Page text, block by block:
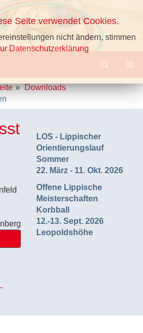
Seite verwendet Cookies.
nicht ändern, stimmen
Datenschutzerklärung
Downloads
LOS - Lippischer
Orientierungslauf
Sommer
22. März - 11. Okt. 2026
Offene Lippische
Meisterschaften
Korbball
12.-13. Sept. 2026
Leopoldshöhe